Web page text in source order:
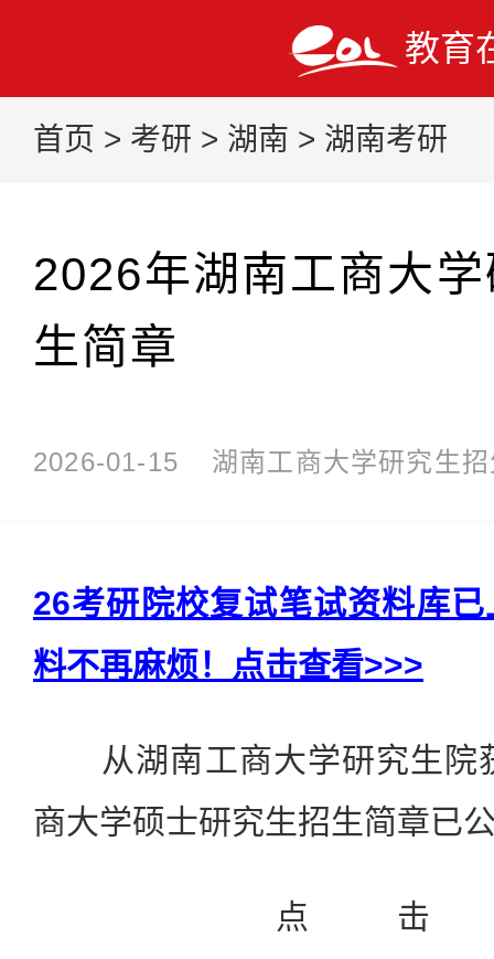
教育
首页 > 考研 > 湖南 > 湖南考研
2026年湖南工商大
生简章
2026-01-15 湖南工商大学研究生
26考研院校复试笔试资料库
料不再麻烦！点击查看>>>
从湖南工商大学研究生院
商大学硕士研究生招生简章已
点击